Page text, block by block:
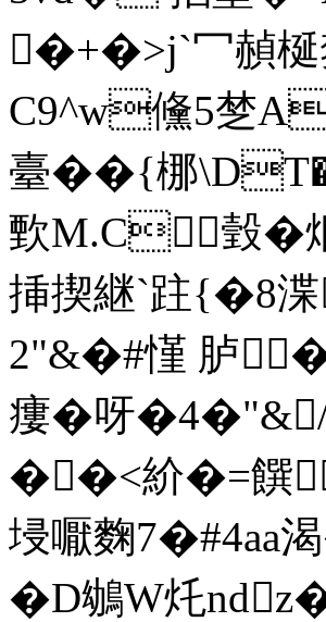
�+�>j`冖赬梴
C9^w儵5椘
臺�� {梛
歅M.C瑴
挿揳継`跓{�8渫
2"&�#慬 胪�
瘻�呀�4�"& /
��<紒�=饌
埐嚈麴7�#4aa
�D鴢W灹